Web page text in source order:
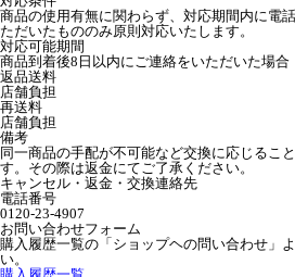
商品の使用有無に関わらず、対応期間内に電
ただいたもののみ原則対応いたします。
対応可能期間
商品到着後8日以内にご連絡をいただいた場合
返品送料
店舗負担
再送料
店舗負担
備考
同一商品の手配が不可能など交換に応じるこ
す。その際は返金にてご了承ください。
キャンセル・返金・交換連絡先
電話番号
0120-23-4907
お問い合わせフォーム
購入履歴一覧の「ショップヘの問い合わせ」
い。